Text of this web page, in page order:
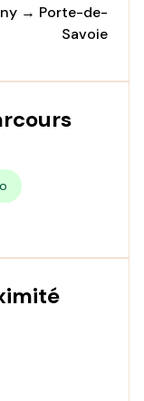
→ Porte-de-
Savoie